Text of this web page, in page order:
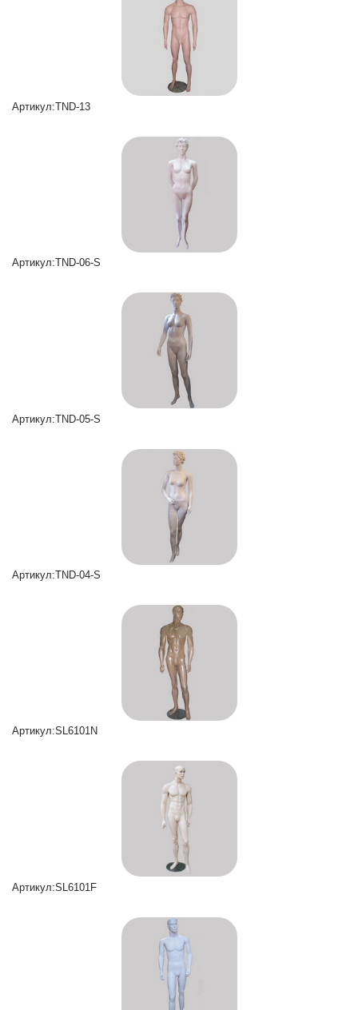
Артикул:TND-13
Артикул:TND-06-S
Артикул:TND-05-S
Артикул:TND-04-S
Артикул:SL6101N
Артикул:SL6101F